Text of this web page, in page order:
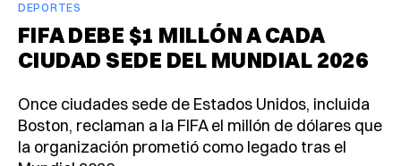
DEPORTES
FIFA DEBE $1 MILLÓN A CADA
CIUDAD SEDE DEL MUNDIAL 2026
Once ciudades sede de Estados Unidos, incluida
Boston, reclaman a la FIFA el millón de dólares que
la organización prometió como legado tras el